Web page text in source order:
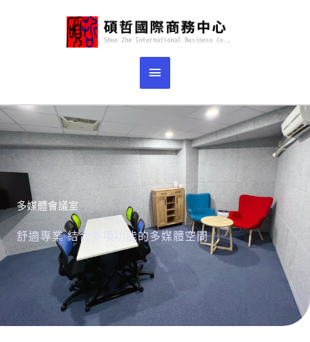
容
主
要
選
單
多媒體會議室
舒適專業 結合多項功能的多媒體空間